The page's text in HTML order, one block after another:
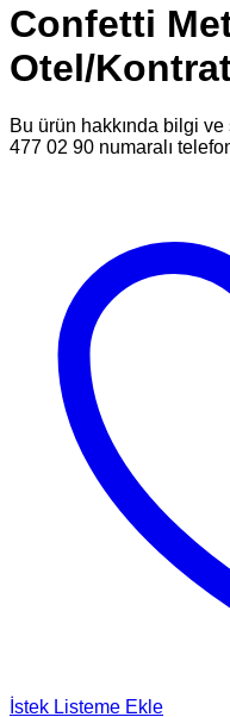
Confetti
Otel/
Bu ürün hakkında bilgi
477 02 90 numaralı
İstek Listeme Ekle